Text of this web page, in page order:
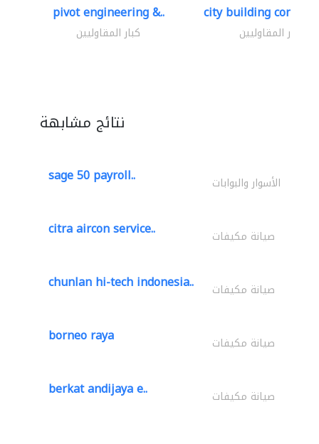
pivot engineering &..
كبار المقاوليين
city building
كبار المقاوليين
نتائج مشابهة
sage 50 payroll.. الأسوار والبوابات
citra aircon service.. صيانة مكيفات
chunlan hi-tech indonesia.. صيانة مكيفات
borneo raya صيانة مكيفات
berkat andijaya e.. صيانة مكيفات